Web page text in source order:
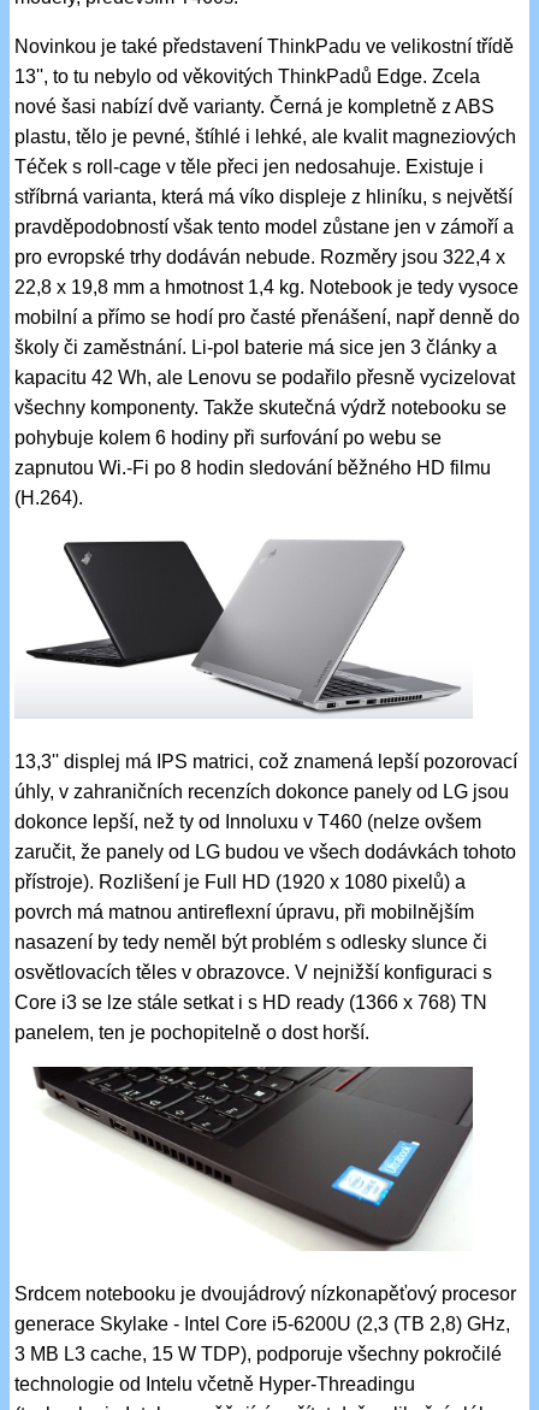
Novinkou je také představení ThinkPadu ve velikostní třídě
13'', to tu nebylo od věkovitých ThinkPadů Edge. Zcela
nové šasi nabízí dvě varianty. Černá je kompletně z ABS
plastu, tělo je pevné, štíhlé i lehké, ale kvalit magneziových
Téček s roll-cage v těle přeci jen nedosahuje. Existuje i
stříbrná varianta, která má víko displeje z hliníku, s největší
pravděpodobností však tento model zůstane jen v zámoří a
pro evropské trhy dodáván nebude. Rozměry jsou 322,4 x
22,8 x 19,8 mm a hmotnost 1,4 kg. Notebook je tedy vysoce
mobilní a přímo se hodí pro časté přenášení, např denně do
školy či zaměstnání. Li-pol baterie má sice jen 3 články a
kapacitu 42 Wh, ale Lenovu se podařilo přesně vycizelovat
všechny komponenty. Takže skutečná výdrž notebooku se
pohybuje kolem 6 hodiny při surfování po webu se
zapnutou Wi.-Fi po 8 hodin sledování běžného HD filmu
(H.264).
13,3'' displej má IPS matrici, což znamená lepší pozorovací
úhly, v zahraničních recenzích dokonce panely od LG jsou
dokonce lepší, než ty od Innoluxu v T460 (nelze ovšem
zaručit, že panely od LG budou ve všech dodávkách tohoto
přístroje). Rozlišení je Full HD (1920 x 1080 pixelů) a
povrch má matnou antireflexní úpravu, při mobilnějším
nasazení by tedy neměl být problém s odlesky slunce či
osvětlovacích těles v obrazovce. V nejnižší konfiguraci s
Core i3 se lze stále setkat i s HD ready (1366 x 768) TN
panelem, ten je pochopitelně o dost horší.
Srdcem notebooku je dvoujádrový nízkonapěťový procesor
generace Skylake - Intel Core i5-6200U (2,3 (TB 2,8) GHz,
3 MB L3 cache, 15 W TDP), podporuje všechny pokročilé
technologie od Intelu včetně Hyper-Threadingu